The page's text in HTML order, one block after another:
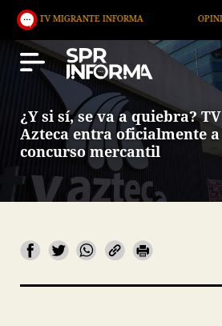
INFORMA
¿Y si sí, se va a quiebra? TV
Azteca entra oficialmente a
concurso mercantil